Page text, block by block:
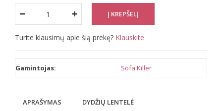
Turite klausimų apie šią prekę? Klauskite
Gamintojas: Sofa Killer
APRAŠYMAS DYDŽIŲ LENTELĖ